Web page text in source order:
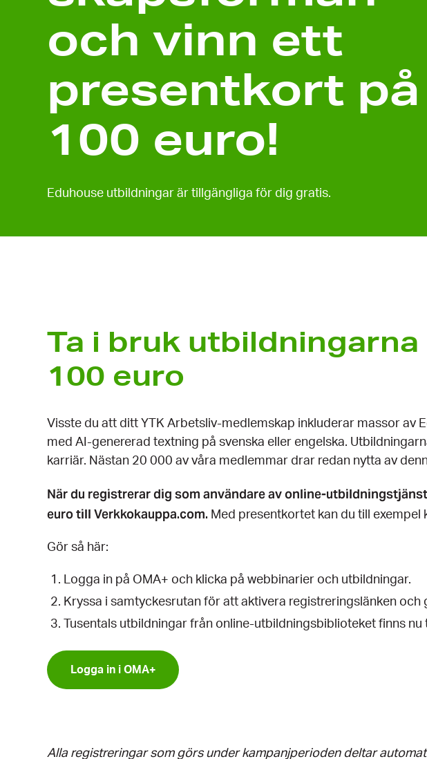
och vinn ett
present­kort på
100 euro!
Eduhouse utbildningar är tillgängliga för dig gratis.
Ta i bruk
100 euro
Visste du att ditt YTK Arbetsliv-medlemskap inkluderar massor av
med AI-genererad textning på svenska eller engelska.
karriär. Nästan 20 000 av våra medlemmar drar redan nytta av
När du registrerar dig som användare av online-
euro till Verkkokauppa.com. Med presentkortet kan du till
Gör så här:
Logga in på OMA+ och klicka på webbinarier och utbildningar.
Kryssa i samtyckesrutan för att aktivera registreringslänken
Tusentals utbildningar från online-utbildningsbiblioteket finns
Logga in i OMA+
Alla registreringar som görs under kampanjperioden deltar